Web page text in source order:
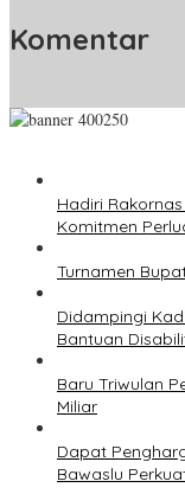
Komentar
Hadiri
Komitmen
Turnamen
Didampingi
Bantuan
Baru Triwulan
Miliar
Dapat
Bawaslu